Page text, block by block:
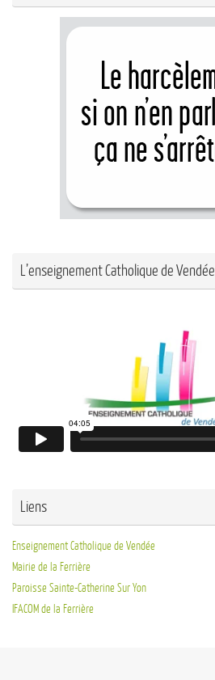
L’enseignement Catholique de Vendée
Liens
Enseignement Catholique de Vendée
Mairie de la Ferrière
Paroisse Sainte-Catherine Sur Yon
IFACOM de la Ferrière